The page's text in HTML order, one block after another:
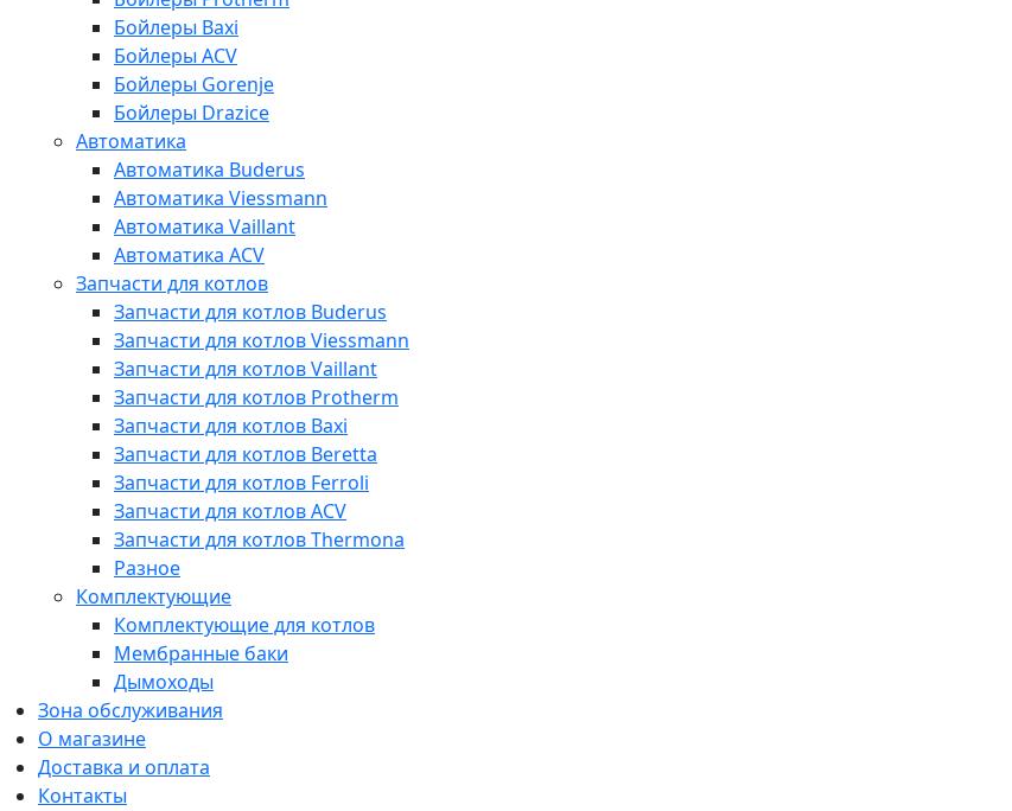
Бойлеры Baxi
Бойлеры ACV
Бойлеры Gorenje
Бойлеры Drazice
Автоматика
Автоматика Buderus
Автоматика Viessmann
Автоматика Vaillant
Автоматика ACV
Запчасти для котлов
Запчасти для котлов Buderus
Запчасти для котлов Viessmann
Запчасти для котлов Vaillant
Запчасти для котлов Protherm
Запчасти для котлов Baxi
Запчасти для котлов Beretta
Запчасти для котлов Ferroli
Запчасти для котлов ACV
Запчасти для котлов Thermona
Разное
Комплектующие
Комплектующие для котлов
Мембранные баки
Дымоходы
Зона обслуживания
О магазине
Доставка и оплата
Контакты